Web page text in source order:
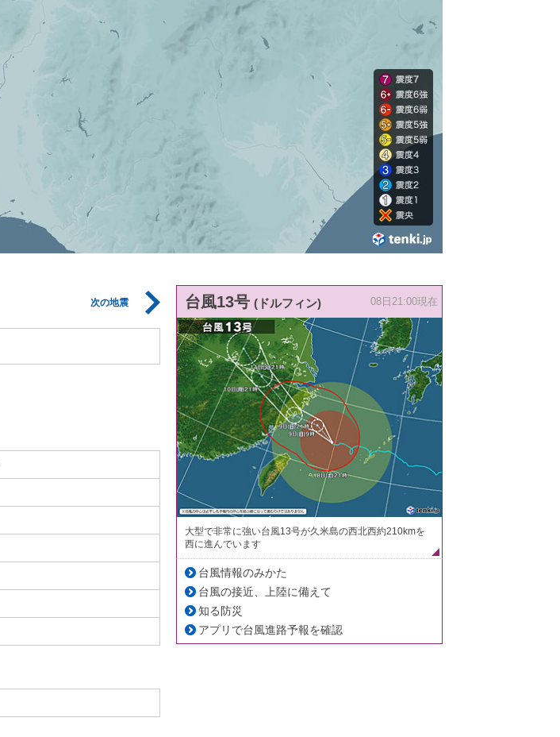
次の地震 台風13号 (ドルフィン) 08日21:00現在
大型で非常に強い台風13号が久米島の西北西約210kmを
西に進んでいます
台風情報のみかた
台風の接近、上陸に備えて
知る防災
アプリで台風進路予報を確認